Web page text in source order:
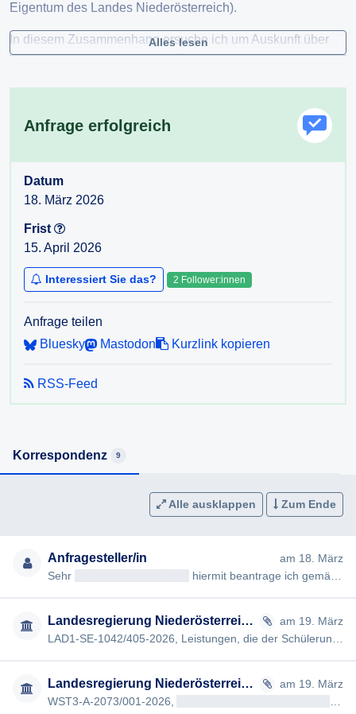
Eigentum des Landes Niederösterreich).
In diesem Zusammenhang ersuche ich um Auskunft über
sämtliche Leistungen, die der Schülerunion
unmittelbar oder mittelbar beteiligt ist, zugeflossen sind.
Konkret ersuche ich um folgende Informationen:
1. Förderungen: Höhe der gewährten Förderungen,
jeweilige Rechtsgrundlage bzw. maßgebliche Kriterien für
die Gewährung
2. Inserate und Werbeschaltungen: Höhe der hierfür
3. Sonstige Geldleistungen: Höhe der jeweiligen Beträge,
4. Weitere Unterstützungsleistungen: Art und Umfang
finanzieller, materieller oder immaterieller Unterstützungen
elektronischer Form.
Alles lesen
Anfrage erfolgreich
Datum
18. März 2026
Frist
15. April 2026
Interessiert Sie das? 2 Follower:innen
Anfrage teilen
Bluesky
Mastodon Kurzlink kopieren
RSS-Feed
Korrespondenz 9
Alle ausklappen Zum Ende
Anfragesteller/in
am 18. März
Sehr
hiermit beantrage ich gemäß § 7ff Informationsfreiheitsgesetz (IFG) die Erteilung fo…
Landesregierung Niederösterreich
am 19. März
Landesregierung Niederösterreich
am 19. März
WST3-A-2073/001-2026,